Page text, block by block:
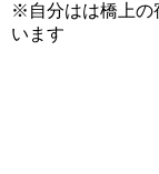
※自分はは橋上の
います